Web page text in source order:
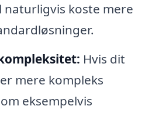
naturligvis koste mere
Hvis dit
mere kompleks
eksempelvis